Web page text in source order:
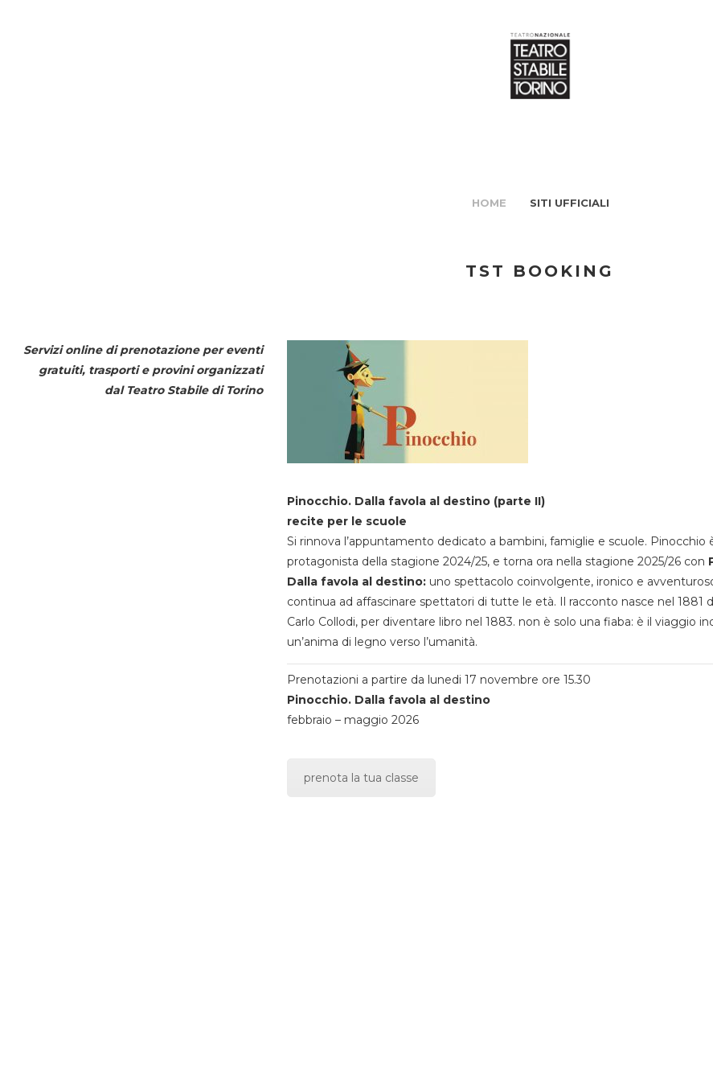
HOME SITI UFFICIALI
TST BOOKING
Servizi online di prenotazione per eventi
gratuiti, trasporti e provini organizzati
dal Teatro Stabile di Torino
Pinocchio. Dalla favola al destino (parte II)
recite per le scuole
Si rinnova l’appuntamento dedicato a bambini, famiglie e scuole. Pinocchio
protagonista della stagione 2024/25, e torna ora nella stagione 2025/26 con
Dalla favola al destino:uno spettacolo coinvolgente, ironico e
continua ad affascinare spettatori di tutte le età. Il racconto nasce nel 1881
Carlo Collodi, per diventare libro nel 1883. non è solo una fiaba: è il viaggio
un’anima di legno verso l’umanità.
Prenotazioni a partire da lunedi 17 novembre ore 15.30
Pinocchio. Dalla favola al destino
febbraio – maggio 2026
prenota la tua classe